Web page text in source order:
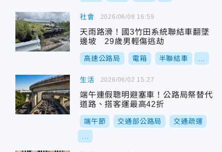
社會
天雨路滑！國3竹田系統聯結車翻墜
邊坡 29歲男輕傷逃劫
高速公路局 電箱 半聯結車
2026/06/08 16:59
生活
端午連假聰明避塞車！公路局祭替代
道路、搭客運最高42折
端午節 交通部公路局 交通疏運
2026/06/02 15:27